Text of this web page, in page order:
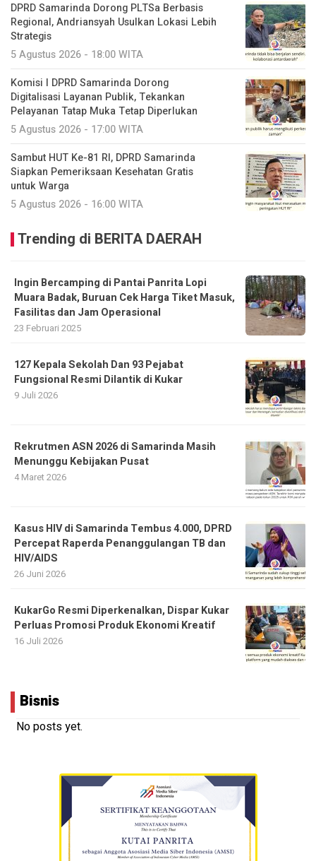
DPRD Samarinda Dorong PLTSa Berbasis
Regional, Andriansyah Usulkan Lokasi Lebih
Strategis
5 Agustus 2026 - 18:00 WITA
Komisi I DPRD Samarinda Dorong
Digitalisasi Layanan Publik, Tekankan
Pelayanan Tatap Muka Tetap Diperlukan
5 Agustus 2026 - 17:00 WITA
Sambut HUT Ke-81 RI, DPRD Samarinda
Siapkan Pemeriksaan Kesehatan Gratis
untuk Warga
5 Agustus 2026 - 16:00 WITA
Trending di BERITA DAERAH
Ingin Bercamping di Pantai Panrita Lopi
Muara Badak, Buruan Cek Harga Tiket Masuk,
Fasilitas dan Jam Operasional
23 Februari 2025
127 Kepala Sekolah Dan 93 Pejabat
Fungsional Resmi Dilantik di Kukar
9 Juli 2026
Rekrutmen ASN 2026 di Samarinda Masih
Menunggu Kebijakan Pusat
4 Maret 2026
Kasus HIV di Samarinda Tembus 4.000, DPRD
Percepat Raperda Penanggulangan TB dan
HIV/AIDS
26 Juni 2026
KukarGo Resmi Diperkenalkan, Dispar Kukar
Perluas Promosi Produk Ekonomi Kreatif
16 Juli 2026
Bisnis
No posts yet.